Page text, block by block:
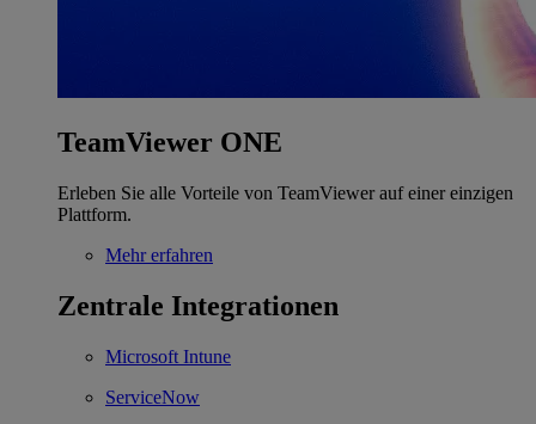
TeamViewer ONE
Erleben Sie alle Vorteile von TeamViewer auf einer einzigen
Plattform.
Mehr erfahren
Zentrale Integrationen
Microsoft Intune
ServiceNow